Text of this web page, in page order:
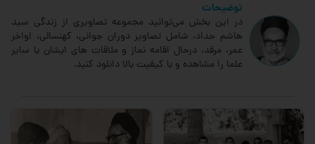
توضیحات
در این بخش می‌توانید مجموعه تصاویری از زندگی سید
هاشم حداد، شامل تصاویر دوران جوانی، کهنسالی، اواخر
عمر، مرقد، درحال اقامه نماز و ملاقات های ایشان با سایر
علما را مشاهده و با کیفیت بالا دانلود کنید.